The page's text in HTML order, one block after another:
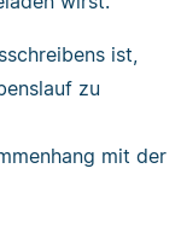
ist,
zu
mit der